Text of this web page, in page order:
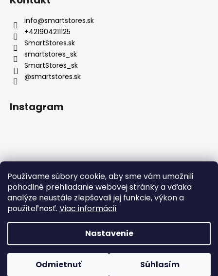
Používame súbory cookie, aby sme vám umožnili
pohodlné prehliadanie webovej stránky a vďaka
analýze neustále zlepšovali jej funkcie, výkon a
použiteľnosť. Viac informácií
Nastavenie
Odmietnuť Súhlasím
info@smartstores.sk
+421904211125
SmartStores.sk
smartstores_sk
SmartStores_sk
@smartstores.sk
Instagram
Sledovať na Instagrame
Copyright 2026SmartStores . Všetky práva vyhradené.